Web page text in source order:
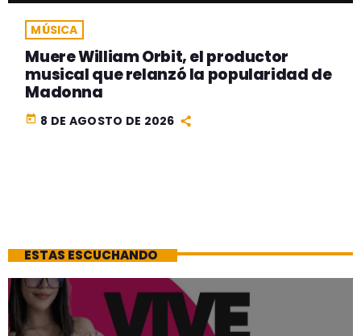
MÚSICA
Muere William Orbit, el productor
musical que relanzó la popularidad de
Madonna
today 8 DE AGOSTO DE 2026
ESTAS ESCUCHANDO